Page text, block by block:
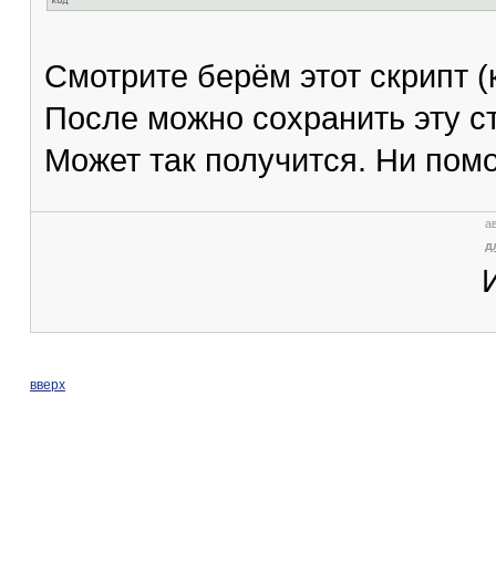
Смотрите берём этот скрипт
После можно сохранить эту
Может так получится. Ни
вверх